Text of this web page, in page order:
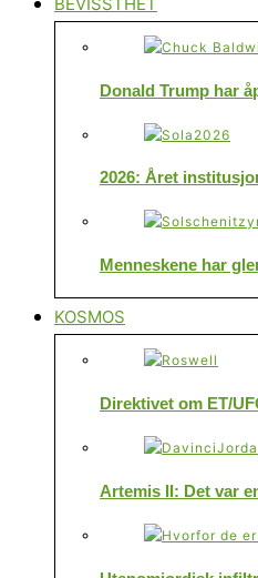
Donald Trump har
2026: Året
Menneskene har
KOSMOS
Direktivet om ET/
Artemis II: Det var